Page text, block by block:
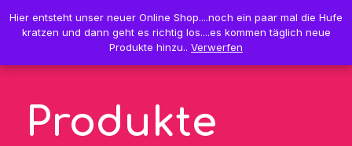
0 0,00 €
Produkte
Hier entsteht unser neuer Online Shop....noch ein paar mal die Hufe
kratzen und dann geht es richtig los....es kommen täglich neue
Produkte hinzu.. Verwerfen
Hier entsteht unser neuer Online Shop....noch ein paar mal die Hufe
kratzen und dann geht es richtig los....es kommen täglich neue
Produkte hinzu.. Verwerfen